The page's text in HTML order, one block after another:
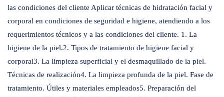
las condiciones del cliente Aplicar técnicas de hidratación facial y
corporal en condiciones de seguridad e higiene, atendiendo a los
requerimientos técnicos y a las condiciones del cliente. 1. La
higiene de la piel.2. Tipos de tratamiento de higiene facial y
corporal3. La limpieza superficial y el desmaquillado de la piel.
Técnicas de realización4. La limpieza profunda de la piel. Fase de
tratamiento. Útiles y materiales empleados5. Preparación del